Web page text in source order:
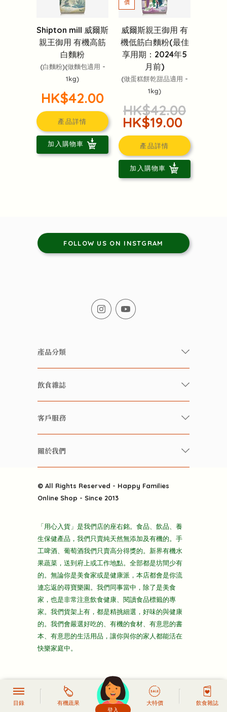
Shipton mill 威爾斯
親王御用 有機高筋
白麵粉
(白麵粉)(做麵包適用 -
1kg)
HK$42.00
產品詳情
加入購物車
威爾斯親王御用 有
機低筋白麵粉(最佳
享用期：2024年5
月前)
(做蛋糕餅乾甜品適用 -
1kg)
HK$42.00
HK$19.00
產品詳情
加入購物車
FOLLOW US ON INSTGRAM
產品分類
有機/無農藥新鮮蔬果
有機 / 無添加飲品
養生保健好東西
酒類
雜貨部
折上折大特價
主頁
飲食雜誌
快樂家庭 飲食雜誌
雲南搜食記
粒粒皆辛苦
快樂電視台
客戶服務
常見問題
關於我們
送貨
隱私政策
© All Rights Reserved - Happy Families
Online Shop - Since 2013
「用心入貨」是我們店的座右銘。食品、飲品、養
生保健產品，我們只賣純天然無添加及有機的。手
工啤酒、葡萄酒我們只賣高分得獎的。新界有機水
果蔬菜，送到府上或工作地點。全部都是坊間少有
的。無論你是美食家或是健康派，本店都會是你流
連忘返的尋寶樂園。我們同事當中，除了是美食
家，也是非常注意飲食健康、閱讀食品標籤的專
家。我們貨架上有，都是精挑細選，好味的與健康
的。我們會嚴選好吃的、有機的食材、有意思的書
本、有意思的生活用品，讓你與你的家人都能活在
快樂家庭中。
目錄
有機蔬果
登入
大特價 飲食雜誌